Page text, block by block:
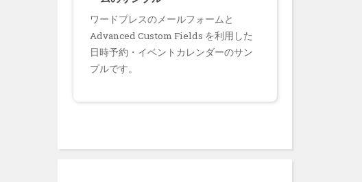
ワードプレスのメールフォームと
Advanced Custom Fields を利用した
日時予約・イベントカレンダーのサン
プルです。